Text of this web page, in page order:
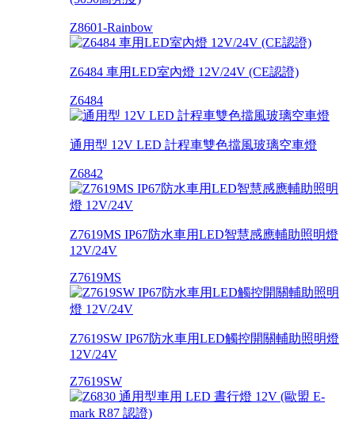
Z8601-Rainbow
Z6484 車用LED室內燈 12V/24V (CE認證)
Z6484
通用型 12V LED 計程車雙色擋風玻璃空車燈
Z6842
Z7619MS IP67防水車用LED智慧感應輔助照明燈
12V/24V
Z7619MS
Z7619SW IP67防水車用LED觸控開關輔助照明燈
12V/24V
Z7619SW